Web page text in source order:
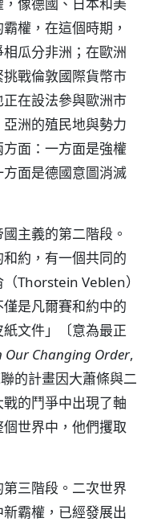
權，在這個時期，
瓜分非洲；在歐洲
戰倫敦國際貨幣市
在設法參與歐洲市
洲的殖民地與勢力
面：一方面是強權
面是德國意圖消滅
主義的第二階段。
約，有一個共同的
Thorstein Veblen）
是凡爾賽和約中的
文件」〔意為最正
Our Changing Order,
的計畫因大蕭條與二
的鬥爭中出現了軸
世界中，他們攫取
三階段。二次世界
霸權，已經發展出